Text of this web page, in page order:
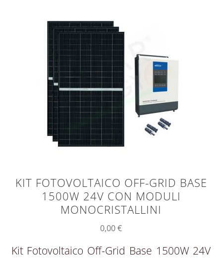
KIT FOTOVOLTAICO OFF-GRID BASE
1500W 24V CON MODULI
MONOCRISTALLINI
0,00€
Kit Fotovoltaico Off-Grid Base 1500W 24V